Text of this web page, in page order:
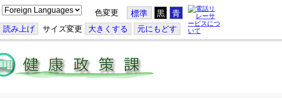
こ
の
ジ
色変更 標準 黒 青
読み上げ サイズ変更 大きくする 元にもどす